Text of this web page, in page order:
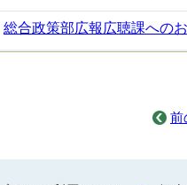
総合政策部広報広聴課への
前